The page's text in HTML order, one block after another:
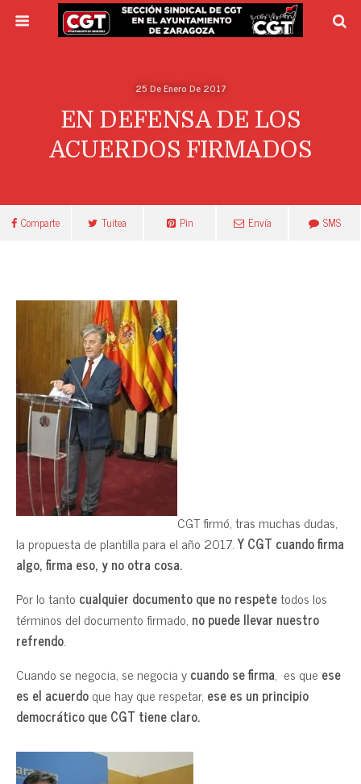
25 De Enero De 2017
EN DEFENSA DE LOS
ACUERDOS FIRMADOS
Comparte Tuitea Pin Envía SMS
CGT firmó, tras muchas dudas,
la propuesta de plantilla para el año 2017.Y CGT cuando firma
algo, firma eso, y no otra cosa.
Por lo tanto cualquier documento que no respetetodos los
términos del documento firmado, no puede llevar nuestro
refrendo.
Cuando se negocia, se negocia ycuando se firma, es que ese
es el acuerdoque hay que respetar, ese es un principio
democrático que CGT tiene claro.